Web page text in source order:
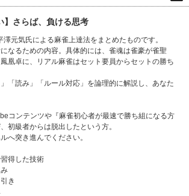
】さらば、負ける思考
澤元気氏による麻雀上達法をまとめたものです。
なるための内容。具体的には、雀魂は雀豪が雀聖
凰卓に、リアル麻雀はセット要員からセットの勝ち
」「読み」「ルール対応」を論理的に解説し、あなた
コンテンツや『麻雀初心者が最速で勝ち組になる方
初級者からは脱出したという方。
へ突き進んでください。
得した技術
き